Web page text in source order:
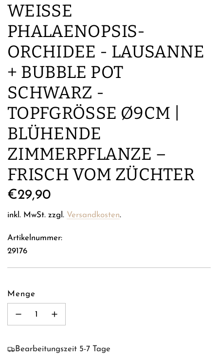
WEISSE P
HALAENOPSIS-O
RCHIDEE - LAUSANNE +
BUBBLE POT S
CHWARZ - T
OPFGRÖSSE Ø9CM | BL
ÜHENDE ZI
MMERPFLANZE – FR
ISCH VOM ZÜCHTER
Regulärer
Preis
€29,90
inkl. MwSt. zzgl. Versandkosten.
Artikelnummer:
29176
Menge
Bearbeitungszeit 5-7 Tage